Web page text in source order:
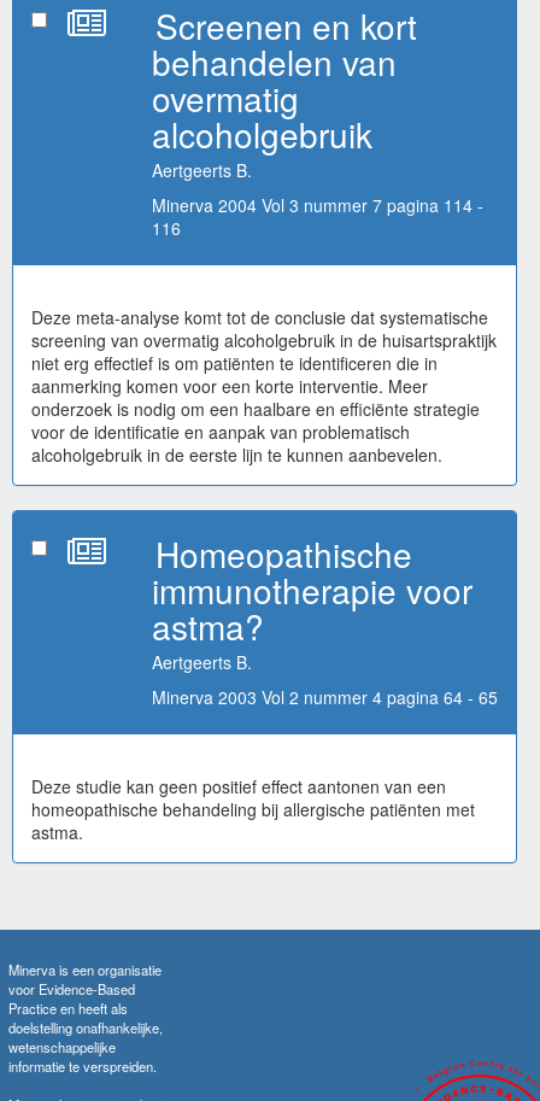
Screenen en kort
behandelen van
overmatig
alcoholgebruik
Aertgeerts B.
Minerva 2004 Vol 3 nummer 7 pagina 114 -
116
Deze meta-analyse komt tot de conclusie dat systematische
screening van overmatig alcoholgebruik in de huisartspraktijk
niet erg effectief is om patiënten te identificeren die in
aanmerking komen voor een korte interventie. Meer
onderzoek is nodig om een haalbare en efficiënte strategie
voor de identificatie en aanpak van problematisch
alcoholgebruik in de eerste lijn te kunnen aanbevelen.
Homeopathische
immunotherapie voor
astma?
Aertgeerts B.
Minerva 2003 Vol 2 nummer 4 pagina 64 - 65
Deze studie kan geen positief effect aantonen van een
homeopathische behandeling bij allergische patiënten met
astma.
Minerva is een organisatie
voor Evidence-Based
Practice en heeft als
doelstelling onafhankelijke,
wetenschappelijke
informatie te verspreiden.